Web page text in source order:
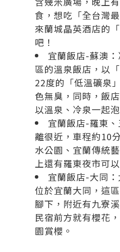
食，想吃「全台灣
來蘭城晶英酒店的
吧！
宜蘭飯店-蘇澳
區的溫泉飯店，以
22度的「低溫礦泉
色無臭，同時，飯
以溫泉、冷泉一起泡
宜蘭飯店-羅東
離很近，車程約10
水公園、宜蘭傳統
上還有羅東夜市可以
宜蘭飯店-大同
位於宜蘭大同，這
腳下，附近有九寮
民宿前方就有櫻花
園賞櫻。